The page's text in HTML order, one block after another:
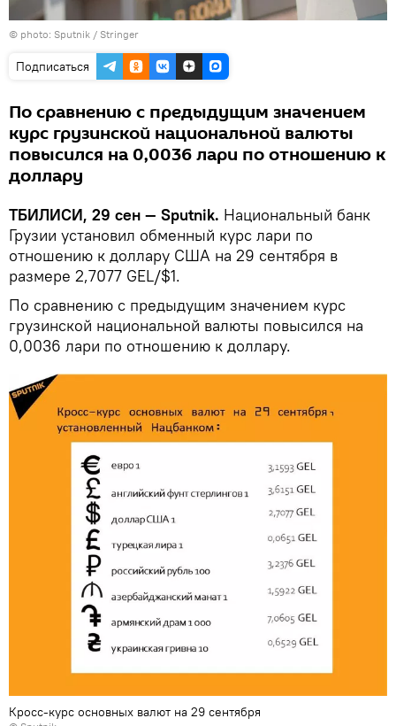
© photo: Sputnik / Stringer
Подписаться
По сравнению с предыдущим значением
курс грузинской национальной валюты
повысился на 0,0036 лари по отношению к
доллару
ТБИЛИСИ, 29 сен — Sputnik. Национальный банк
Грузии установил обменный курс лари по
отношению к доллару США на 29 сентября в
размере 2,7077 GEL/$1.
По сравнению с предыдущим значением курс
грузинской национальной валюты повысился на
0,0036 лари по отношению к доллару.
Кросс-курс основных валют на 29 сентября